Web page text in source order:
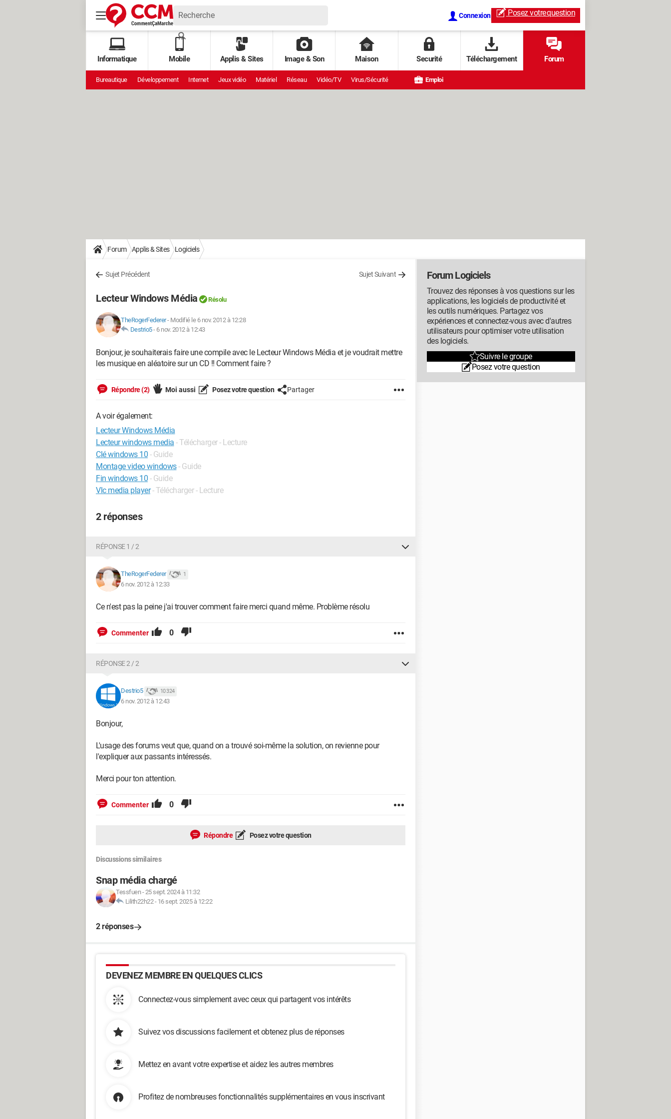
Connexion Posez votrequestion
Informatique Mobile Applis & Sites Image & Son Maison Securité Téléchargement Forum
Bureautique Développement Internet Jeux vidéo Matériel Réseau Vidéo/TV Virus/Sécurité Emploi
Forum Applis & Sites Logiciels
Sujet Précédent Sujet Suivant
Lecteur Windows Média Résolu
TheRogerFederer- Modifié le 6 nov. 2012 à 12:28
Destrio5- 6 nov. 2012 à 12:43
Bonjour, je souhaiterais faire une compile avec le Lecteur Windows Média et je voudrait mettre
les musique en aléatoire sur un CD !! Comment faire ?
Répondre (2) Moi aussi Posez votre question Partager
A voir également:
Lecteur Windows Média
Lecteur windows media - Télécharger - Lecture
Clé windows 10 - Guide
Montage video windows- Guide
Fin windows 10 - Guide
Vlc media player - Télécharger - Lecture
2 réponses
RÉPONSE 1 / 2
TheRogerFederer 1
6 nov. 2012 à 12:33
Ce n'est pas la peine j'ai trouver comment faire merci quand même. Problème résolu
Commenter 0
RÉPONSE 2 / 2
Destrio5 10 324
6 nov. 2012 à 12:43
Bonjour,
L'usage des forums veut que, quand on a trouvé soi-même la solution, on revienne pour
l'expliquer aux passants intéressés.
Merci pour ton attention.
Commenter 0
Répondre Posez votre question
Discussions similaires
Snap média chargé
Tessfuen-25 sept. 2024 à 11:32
Lilith22h22- 16 sept. 2025 à 12:22
2 réponses
DEVENEZ MEMBRE EN QUELQUES CLICS
Connectez-vous simplement avec ceux qui partagent vos intérêts
Suivez vos discussions facilement et obtenez plus de réponses
Mettez en avant votre expertise et aidez les autres membres
Profitez de nombreuses fonctionnalités supplémentaires en vous inscrivant
Forum Logiciels
Trouvez des réponses à vos questions sur les
applications, les logiciels de productivité et
les outils numériques. Partagez vos
expériences et connectez-vous avec d'autres
utilisateurs pour optimiser votre utilisation
des logiciels.
Suivre le groupe
Posez votre question